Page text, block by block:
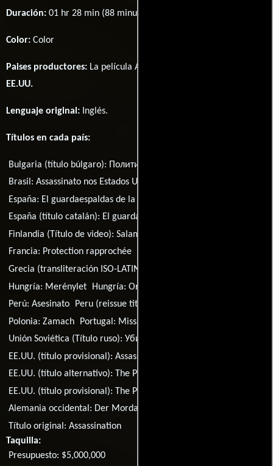
Duración: 01 hr 28 min (88 minutos) .
Color: Color
Paises productores: La película Assassination fué producida en
EE.UU.
Lenguaje original: Inglés.
Títulos en cada país:
Bulgaria (título búlgaro): Политическо убийство
Brasil:Assassinato nos Estados Unidos
España: El guardaespaldas de la primera dama
España (título catalán): El guardaespatlles de la primera dama
Finlandia (Título de video):Salamurhaaja
Francia: Protection rapprochée
Grecia (transliteración ISO-LATIN-1):
Hungría: Merénylet Hungría: Orgyilkosság
Perú:Asesinato Peru (reissue title):
Polonia:Zamach Portugal: Missão de Alto Risco
Unión Soviética (Título ruso):Убийство
EE.UU. (título provisional):Assassin
EE.UU. (título alternativo): The President's Assassin
EE.UU. (título provisional): The President's Wife
Alemania occidental: Der Mordanschlag
Título original:Assassination
Taquilla:
Presupuesto: $5,000,000